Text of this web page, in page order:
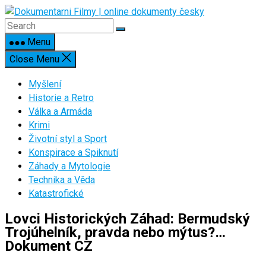
Skip
to
contentMenu
Close Menu
Myšlení
Historie a Retro
Válka a Armáda
Krimi
Životní styl a Sport
Konspirace a Spiknutí
Záhady a Mytologie
Technika a Věda
Katastrofické
Lovci Historických Záhad: Bermudský
Trojúhelník, pravda nebo mýtus?…
Dokument CZ